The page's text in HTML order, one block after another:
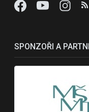
SPONZOŘI A